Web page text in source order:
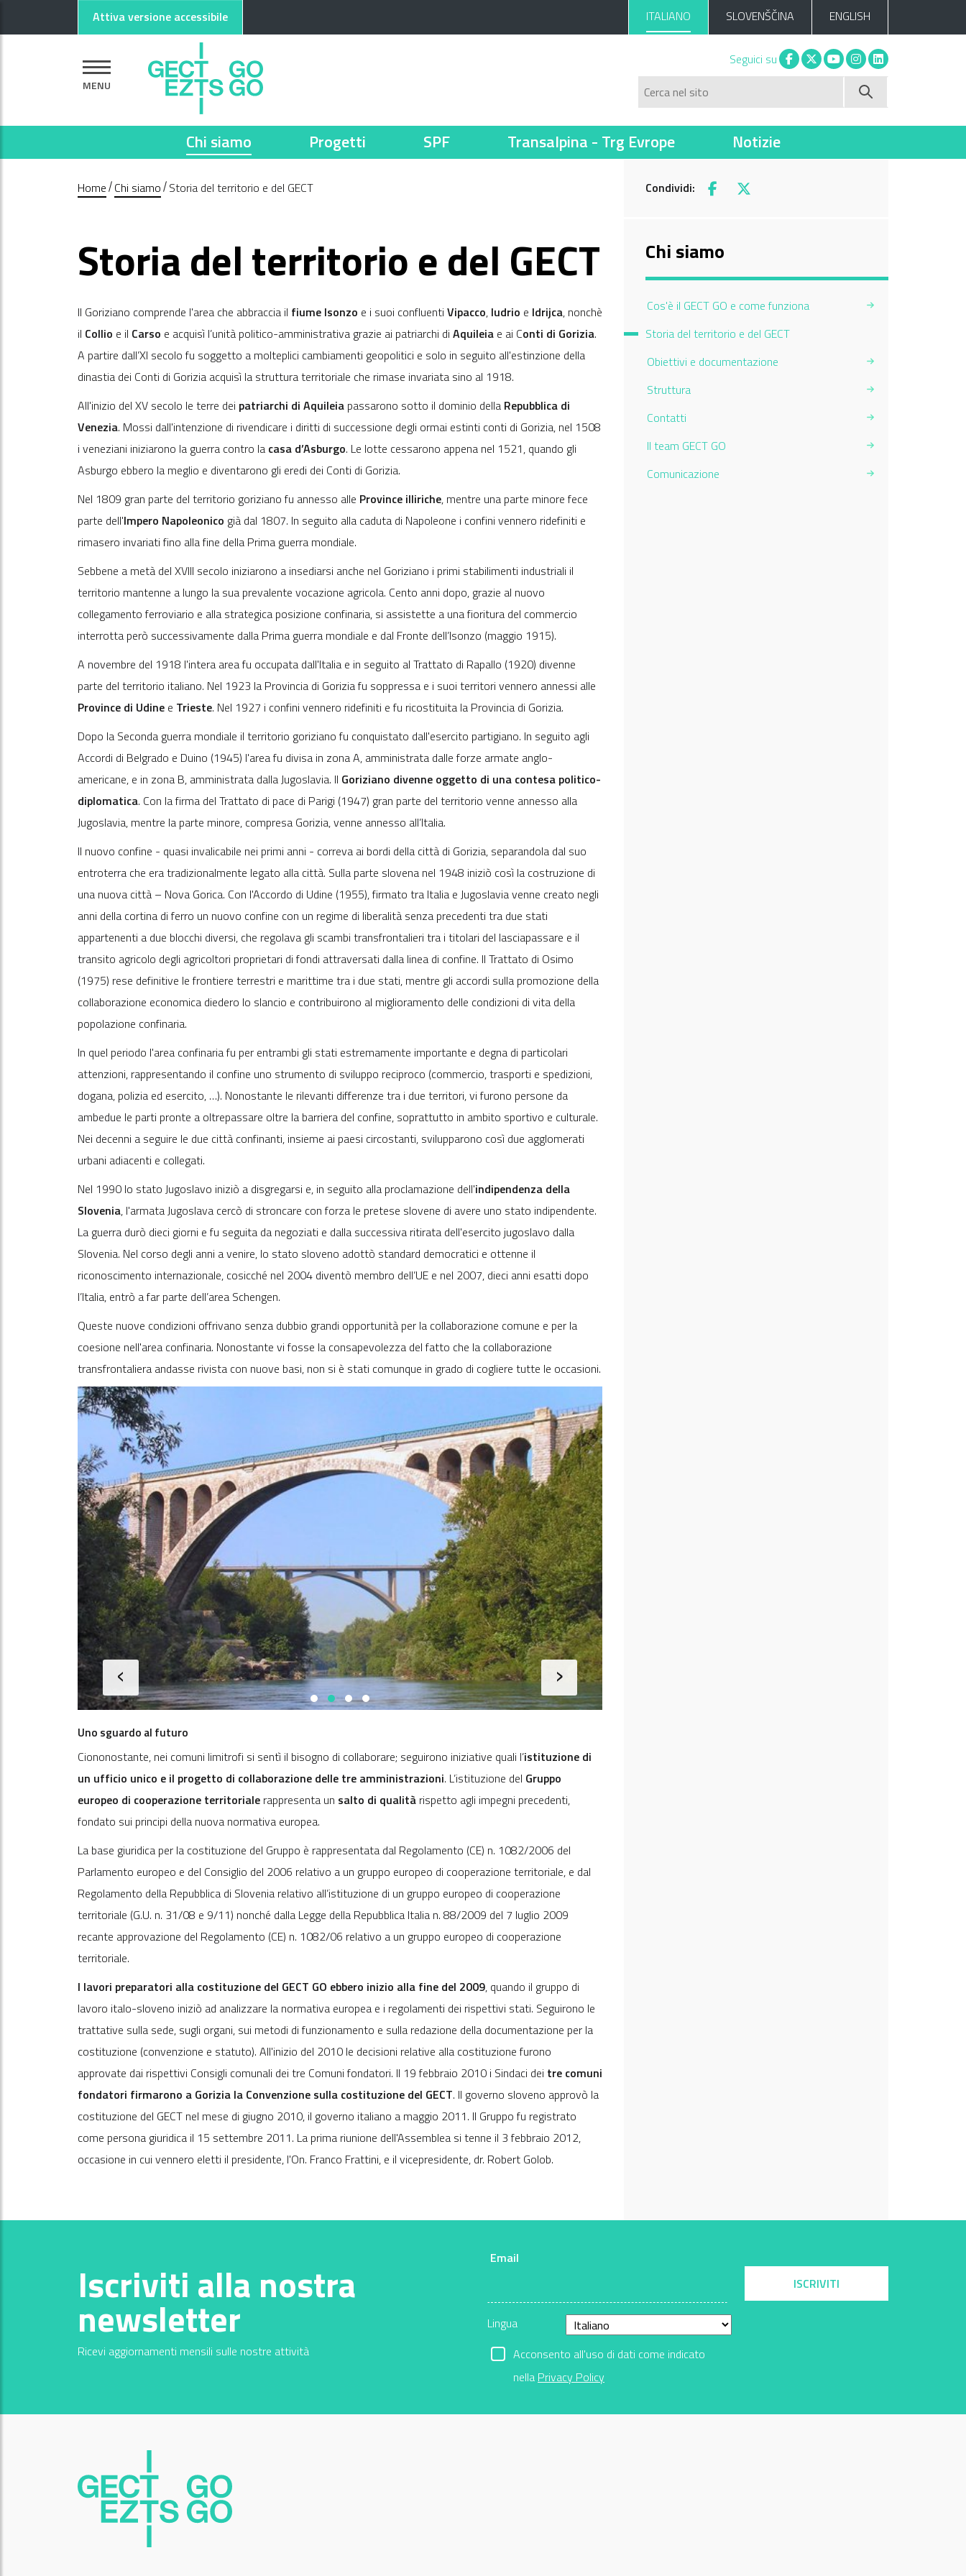
Attiva versione accessibile ITALIANO SLOVENŠČINA ENGLISH
MENU
Seguici su Facebook
X You tubeInstagram
Linkedin
Chi siamo Progetti SPF Transalpina - Trg Evrope Notizie
Home Chi siamo Storia del territorio e del GECT Condividi: Facebook
X
Storia del territorio e del GECT
Il Goriziano comprende l'area che abbraccia il fiume Isonzo e i suoi confluenti Vipacco, Iudrio e Idrijca, nonchè
il Collio e il Carso e acquisì l’unità politico-amministrativa grazie ai patriarchi di Aquileia e ai Conti di Gorizia.
A partire dall’XI secolo fu soggetto a molteplici cambiamenti geopolitici e solo in seguito all'estinzione della
dinastia dei Conti di Gorizia acquisì la struttura territoriale che rimase invariata sino al 1918.
All'inizio del XV secolo le terre dei patriarchi di Aquileia passarono sotto il dominio della Repubblica di
Venezia. Mossi dall'intenzione di rivendicare i diritti di successione degli ormai estinti conti di Gorizia, nel 1508
i veneziani iniziarono la guerra contro la casa d’Asburgo. Le lotte cessarono appena nel 1521, quando gli
Asburgo ebbero la meglio e diventarono gli eredi dei Conti di Gorizia.
Nel 1809 gran parte del territorio goriziano fu annesso alle Province illiriche, mentre una parte minore fece
parte dell'Impero Napoleonico già dal 1807. In seguito alla caduta di Napoleone i confini vennero ridefiniti e
rimasero invariati fino alla fine della Prima guerra mondiale.
Sebbene a metà del XVIII secolo iniziarono a insediarsi anche nel Goriziano i primi stabilimenti industriali il
territorio mantenne a lungo la sua prevalente vocazione agricola. Cento anni dopo, grazie al nuovo
collegamento ferroviario e alla strategica posizione confinaria, si assistette a una fioritura del commercio
interrotta però successivamente dalla Prima guerra mondiale e dal Fronte dell’Isonzo (maggio 1915).
A novembre del 1918 l'intera area fu occupata dall'Italia e in seguito al Trattato di Rapallo (1920) divenne
parte del territorio italiano. Nel 1923 la Provincia di Gorizia fu soppressa e i suoi territori vennero annessi alle
Province di Udine e Trieste. Nel 1927 i confini vennero ridefiniti e fu ricostituita la Provincia di Gorizia.
Dopo la Seconda guerra mondiale il territorio goriziano fu conquistato dall'esercito partigiano. In seguito agli
Accordi di Belgrado e Duino (1945) l'area fu divisa in zona A, amministrata dalle forze armate anglo-
americane, e in zona B, amministrata dalla Jugoslavia. Il Goriziano divenne oggetto di una contesa politico-
diplomatica. Con la firma del Trattato di pace di Parigi (1947) gran parte del territorio venne annesso alla
Jugoslavia, mentre la parte minore, compresa Gorizia, venne annesso all’Italia.
Il nuovo confine - quasi invalicabile nei primi anni - correva ai bordi della città di Gorizia, separandola dal suo
entroterra che era tradizionalmente legato alla città. Sulla parte slovena nel 1948 iniziò così la costruzione di
una nuova città – Nova Gorica. Con l'Accordo di Udine (1955), firmato tra Italia e Jugoslavia venne creato negli
anni della cortina di ferro un nuovo confine con un regime di liberalità senza precedenti tra due stati
appartenenti a due blocchi diversi, che regolava gli scambi transfrontalieri tra i titolari del lasciapassare e il
transito agricolo degli agricoltori proprietari di fondi attraversati dalla linea di confine. Il Trattato di Osimo
(1975) rese definitive le frontiere terrestri e marittime tra i due stati, mentre gli accordi sulla promozione della
collaborazione economica diedero lo slancio e contribuirono al miglioramento delle condizioni di vita della
popolazione confinaria.
In quel periodo l'area confinaria fu per entrambi gli stati estremamente importante e degna di particolari
attenzioni, rappresentando il confine uno strumento di sviluppo reciproco (commercio, trasporti e spedizioni,
dogana, polizia ed esercito, …). Nonostante le rilevanti differenze tra i due territori, vi furono persone da
ambedue le parti pronte a oltrepassare oltre la barriera del confine, soprattutto in ambito sportivo e culturale.
Nei decenni a seguire le due città confinanti, insieme ai paesi circostanti, svilupparono così due agglomerati
urbani adiacenti e collegati.
Nel 1990 lo stato Jugoslavo iniziò a disgregarsi e, in seguito alla proclamazione dell'indipendenza della
Slovenia, l'armata Jugoslava cercò di stroncare con forza le pretese slovene di avere uno stato indipendente.
La guerra durò dieci giorni e fu seguita da negoziati e dalla successiva ritirata dell'esercito jugoslavo dalla
Slovenia. Nel corso degli anni a venire, lo stato sloveno adottò standard democratici e ottenne il
riconoscimento internazionale, cosicché nel 2004 diventò membro dell’UE e nel 2007, dieci anni esatti dopo
l’Italia, entrò a far parte dell’area Schengen.
Queste nuove condizioni offrivano senza dubbio grandi opportunità per la collaborazione comune e per la
coesione nell'area confinaria. Nonostante vi fosse la consapevolezza del fatto che la collaborazione
transfrontaliera andasse rivista con nuove basi, non si è stati comunque in grado di cogliere tutte le occasioni.
‹ ›
Uno sguardo al futuro
Ciononostante, nei comuni limitrofi si sentì il bisogno di collaborare; seguirono iniziative quali l’istituzione di
un ufficio unico e il progetto di collaborazione delle tre amministrazioni. L’istituzione del Gruppo
europeo di cooperazione territoriale rappresenta un salto di qualità rispetto agli impegni precedenti,
fondato sui principi della nuova normativa europea.
La base giuridica per la costituzione del Gruppo è rappresentata dal Regolamento (CE) n. 1082/2006 del
Parlamento europeo e del Consiglio del 2006 relativo a un gruppo europeo di cooperazione territoriale, e dal
Regolamento della Repubblica di Slovenia relativo all’istituzione di un gruppo europeo di cooperazione
territoriale (G.U. n. 31/08 e 9/11) nonché dalla Legge della Repubblica Italia n. 88/2009 del 7 luglio 2009
recante approvazione del Regolamento (CE) n. 1082/06 relativo a un gruppo europeo di cooperazione
territoriale.
I lavori preparatori alla costituzione del GECT GO ebbero inizio alla fine del 2009, quando il gruppo di
lavoro italo-sloveno iniziò ad analizzare la normativa europea e i regolamenti dei rispettivi stati. Seguirono le
trattative sulla sede, sugli organi, sui metodi di funzionamento e sulla redazione della documentazione per la
costituzione (convenzione e statuto). All'inizio del 2010 le decisioni relative alla costituzione furono
approvate dai rispettivi Consigli comunali dei tre Comuni fondatori. Il 19 febbraio 2010 i Sindaci dei tre comuni
fondatori firmarono a Gorizia la Convenzione sulla costituzione del GECT. Il governo sloveno approvò la
costituzione del GECT nel mese di giugno 2010, il governo italiano a maggio 2011. Il Gruppo fu registrato
come persona giuridica il 15 settembre 2011. La prima riunione dell'Assemblea si tenne il 3 febbraio 2012,
occasione in cui vennero eletti il presidente, l'On. Franco Frattini, e il vicepresidente, dr. Robert Golob.
Chi siamo
Cos'è il GECT GO e come funziona
Storia del territorio e del GECT
Obiettivi e documentazione
Struttura
Contatti
Il team GECT GO
Comunicazione
Iscriviti alla nostra
newsletter
Ricevi aggiornamenti mensili sulle nostre attività
Email
Lingua
Acconsento all'uso di dati come indicato
nella Privacy Policy
ISCRIVITI